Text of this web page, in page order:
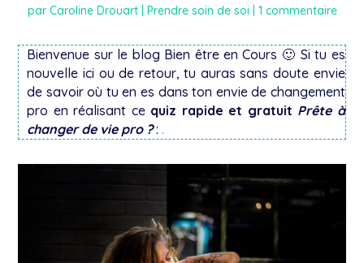
parCaroline Drouart| Prendre soin de soi 1 commentaire
Bienvenue sur le blog Bien être en Cours 🙂 Si tu es
nouvelle ici ou de retour, tu auras sans doute envie
de savoir où tu en es dans ton envie de changement
pro en réalisant ce quiz rapide et gratuit Prête à
changer de vie pro ?:.